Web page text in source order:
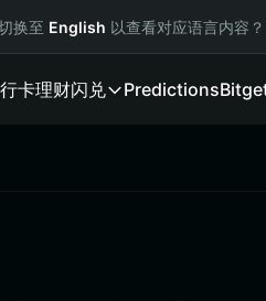
换至 English 以查看对应语言内容？
卡理财闪兑 Predictions